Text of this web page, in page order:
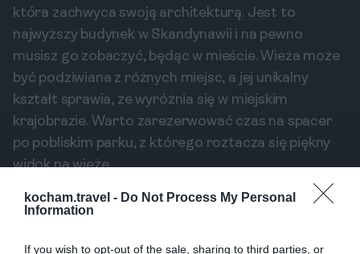
kocham.travel - Do Not Process My Personal
Information
If you wish to opt-out of the sale, sharing to third parties, or
która zachwyca swoją architekturą. Jest to
najwyższy budynek w Skandynawii i na pewno
musisz go zobaczyć, będąc w mieście. Wieża może
być podziwiana z różnych miejsc, a jej unikalny
kształt sprawia, że wyróżnia się w miejskim
krajobrazie. Warto zarezerwować czas na spacer
po pobliskim parku, z którego roztacza się piękny
widok na wieżę.
Zamek w Malmö to doskonały przykład
spacer, a także poznanie bogatej historii miasta.